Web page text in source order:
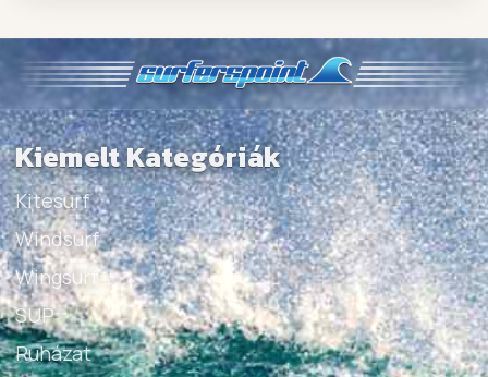
Kiemelt Kategóriák
Kitesurf
Windsurf
Wingsurf
SUP
Ruházat